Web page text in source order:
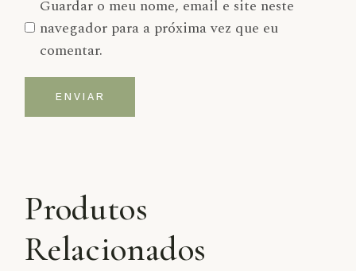
Guardar o meu nome, email e site neste
navegador para a próxima vez que eu
comentar.
ENVIAR
Produtos
Relacionados